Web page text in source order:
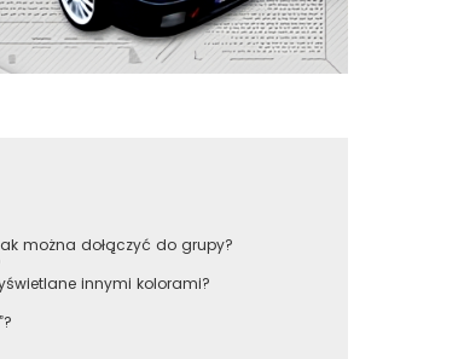
można dołączyć do grupy?
innymi kolorami?